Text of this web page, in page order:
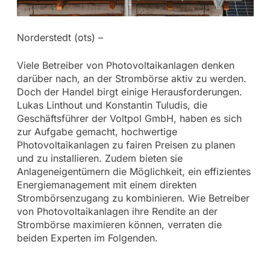
Norderstedt (ots) –
Viele Betreiber von Photovoltaikanlagen denken
darüber nach, an der Strombörse aktiv zu werden.
Doch der Handel birgt einige Herausforderungen.
Lukas Linthout und Konstantin Tuludis, die
Geschäftsführer der Voltpol GmbH, haben es sich
zur Aufgabe gemacht, hochwertige
Photovoltaikanlagen zu fairen Preisen zu planen
und zu installieren. Zudem bieten sie
Anlageneigentümern die Möglichkeit, ein effizientes
Energiemanagement mit einem direkten
Strombörsenzugang zu kombinieren. Wie Betreiber
von Photovoltaikanlagen ihre Rendite an der
Strombörse maximieren können, verraten die
beiden Experten im Folgenden.